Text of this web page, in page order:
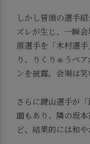
しかし冒頭の選手
ズレが生じ、一瞬
原選手を「木村選
り、りくりゅうペ
ンを披露。会場は笑
さらに鍵山選手が
面もあり、隣の坂
ど、結果的には和